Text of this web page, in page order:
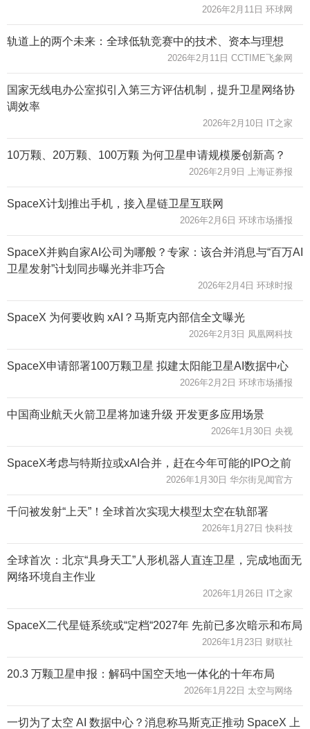
2026年2月11日 环球网
轨道上的两个未来：全球低轨竞赛中的技术、资本与理想
2026年2月11日 CCTIME飞象网
国家无线电办公室拟引入第三方评估机制，提升卫星网络协
调效率
2026年2月10日 IT之家
10万颗、20万颗、100万颗 为何卫星申请规模屡创新高？
2026年2月9日 上海证券报
SpaceX计划推出手机，接入星链卫星互联网
2026年2月6日 环球市场播报
SpaceX并购自家AI公司为哪般？专家：该合并消息与“百万AI
卫星发射”计划同步曝光并非巧合
2026年2月4日 环球时报
SpaceX 为何要收购 xAI？马斯克内部信全文曝光
2026年2月3日 凤凰网科技
SpaceX申请部署100万颗卫星 拟建太阳能卫星AI数据中心
2026年2月2日 环球市场播报
中国商业航天火箭卫星将加速升级 开发更多应用场景
2026年1月30日 央视
SpaceX考虑与特斯拉或xAI合并，赶在今年可能的IPO之前
2026年1月30日 华尔街见闻官方
千问被发射“上天”！全球首次实现大模型太空在轨部署
2026年1月27日 快科技
全球首次：北京“具身天工”人形机器人直连卫星，完成地面无
网络环境自主作业
2026年1月26日 IT之家
SpaceX二代星链系统或“定档“2027年 先前已多次暗示和布局
2026年1月23日 财联社
20.3 万颗卫星申报：解码中国空天地一体化的十年布局
2026年1月22日 太空与网络
一切为了太空 AI 数据中心？消息称马斯克正推动 SpaceX 上